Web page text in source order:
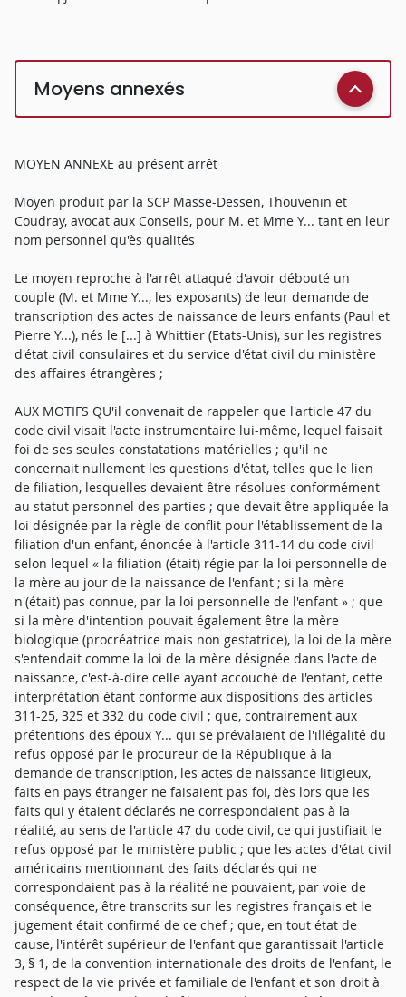
Moyens annexés
MOYEN ANNEXE au présent arrêt
Moyen produit par la SCP Masse-Dessen, Thouvenin et
Coudray, avocat aux Conseils, pour M. et Mme Y... tant en leur
nom personnel qu'ès qualités
Le moyen reproche à l'arrêt attaqué d'avoir débouté un
couple (M. et Mme Y..., les exposants) de leur demande de
transcription des actes de naissance de leurs enfants (Paul et
Pierre Y...), nés le [...] à Whittier (Etats-Unis), sur les registres
d'état civil consulaires et du service d'état civil du ministère
des affaires étrangères ;
AUX MOTIFS QU'il convenait de rappeler que l'article 47 du
code civil visait l'acte instrumentaire lui-même, lequel faisait
foi de ses seules constatations matérielles ; qu'il ne
concernait nullement les questions d'état, telles que le lien
de filiation, lesquelles devaient être résolues conformément
au statut personnel des parties ; que devait être appliquée la
loi désignée par la règle de conflit pour l'établissement de la
filiation d'un enfant, énoncée à l'article 311-14 du code civil
selon lequel « la filiation (était) régie par la loi personnelle de
la mère au jour de la naissance de l'enfant ; si la mère
n'(était) pas connue, par la loi personnelle de l'enfant » ; que
si la mère d'intention pouvait également être la mère
biologique (procréatrice mais non gestatrice), la loi de la mère
s'entendait comme la loi de la mère désignée dans l'acte de
naissance, c'est-à-dire celle ayant accouché de l'enfant, cette
interprétation étant conforme aux dispositions des articles
311-25, 325 et 332 du code civil ; que, contrairement aux
prétentions des époux Y... qui se prévalaient de l'illégalité du
refus opposé par le procureur de la République à la
demande de transcription, les actes de naissance litigieux,
faits en pays étranger ne faisaient pas foi, dès lors que les
faits qui y étaient déclarés ne correspondaient pas à la
réalité, au sens de l'article 47 du code civil, ce qui justifiait le
refus opposé par le ministère public ; que les actes d'état civil
américains mentionnant des faits déclarés qui ne
correspondaient pas à la réalité ne pouvaient, par voie de
conséquence, être transcrits sur les registres français et le
jugement était confirmé de ce chef ; que, en tout état de
cause, l'intérêt supérieur de l'enfant que garantissait l'article
3, § 1, de la convention internationale des droits de l'enfant, le
respect de la vie privée et familiale de l'enfant et son droit à